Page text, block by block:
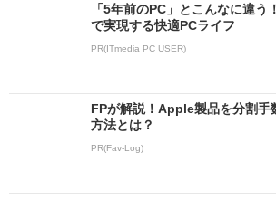
「5年前のPC」とこんなに違う
で実現する快適PCライフ
PR(ITmedia PC USER)
FPが解説！Apple製品を分割手
方法とは？
PR(Fav-Log)